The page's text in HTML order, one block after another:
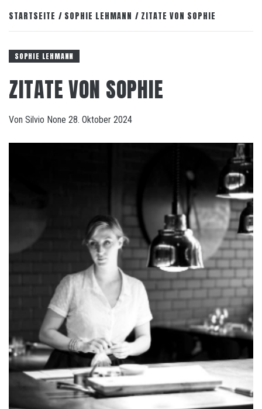
STARTSEITE SOPHIE LEHMANN ZITATE VON SOPHIE
SOPHIE LEHMANN
ZITATE VON SOPHIE
Von Silvio None 28. Oktober 2024